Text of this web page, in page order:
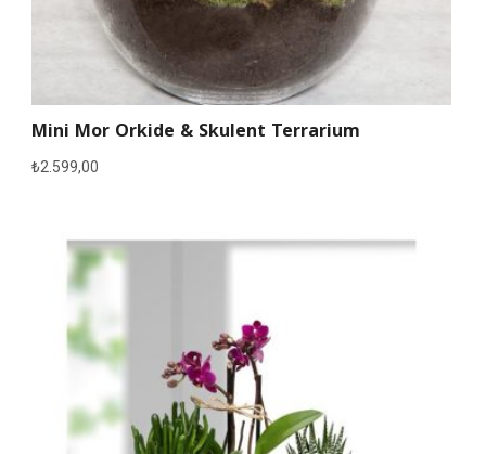
Mini Mor Orkide & Skulent Terrarium
₺2.599,00